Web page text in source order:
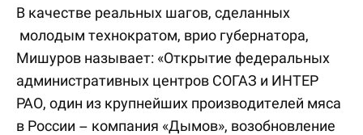
В качестве реальных шагов, сделанных
молодым технократом, врио губернатора,
Мишуров называет: «Открытие федеральных
административных центров СОГАЗ и ИНТЕР
РАО, один из крупнейших производителей мяса
в России – компания «Дымов», возобновление